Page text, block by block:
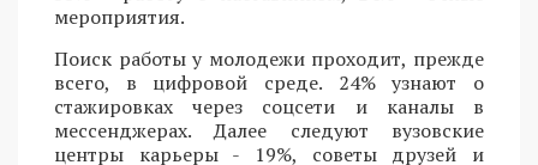
мероприятия.
Поиск работы у молодежи проходит, прежде
всего, в цифровой среде. 24% узнают о
стажировках через соцсети и каналы в
мессенджерах. Далее следуют вузовские
центры карьеры - 19%, советы друзей и